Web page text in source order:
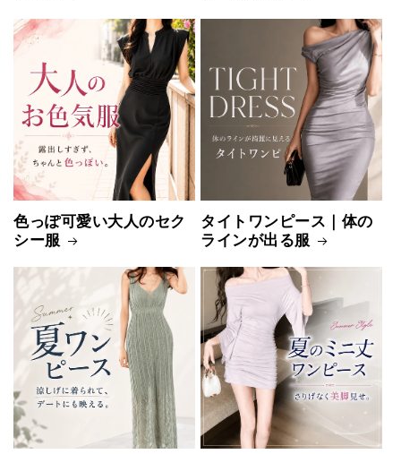
色っぽ可愛い大人のセク
シー服
タイトワンピース｜体の
ラインが出る服